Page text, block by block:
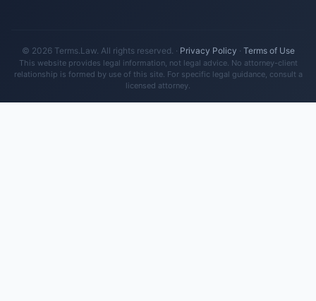
© 2026 Terms.Law. All rights reserved. · Privacy Policy · Terms of Use
This website provides legal information, not legal advice. No attorney-client
relationship is formed by use of this site. For specific legal guidance, consult a
licensed attorney.